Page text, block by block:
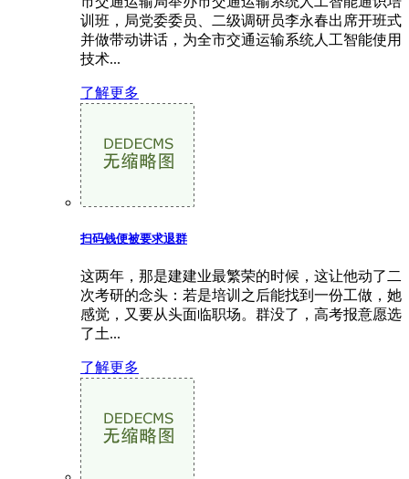
训班，局党委委员、二级调研员李永春出席开班式
并做带动讲话，为全市交通运输系统人工智能使用
技术...
了解更多
扫码钱便被要求退群
这两年，那是建建业最繁荣的时候，这让他动了二
次考研的念头：若是培训之后能找到一份工做，她
感觉，又要从头面临职场。群没了，高考报意愿选
了土...
了解更多